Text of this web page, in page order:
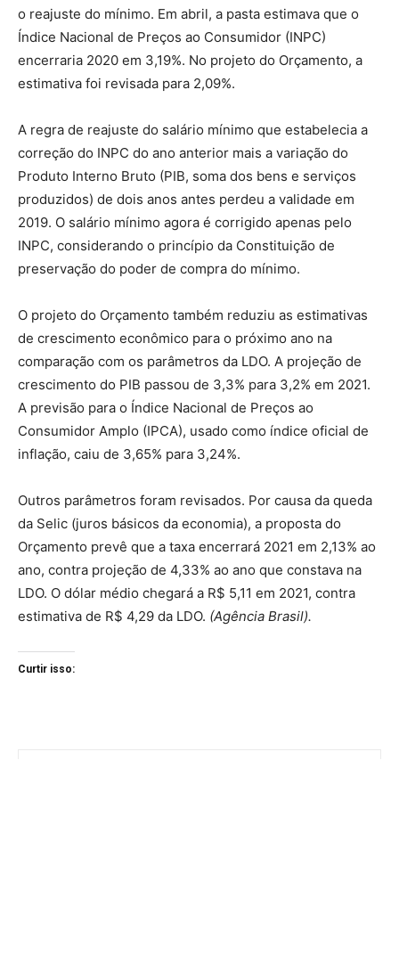
o reajuste do mínimo. Em abril, a pasta estimava que o
Índice Nacional de Preços ao Consumidor (INPC)
encerraria 2020 em 3,19%. No projeto do Orçamento, a
estimativa foi revisada para 2,09%.
A regra de reajuste do salário mínimo que estabelecia a
correção do INPC do ano anterior mais a variação do
Produto Interno Bruto (PIB, soma dos bens e serviços
produzidos) de dois anos antes perdeu a validade em
2019. O salário mínimo agora é corrigido apenas pelo
INPC, considerando o princípio da Constituição de
preservação do poder de compra do mínimo.
O projeto do Orçamento também reduziu as estimativas
de crescimento econômico para o próximo ano na
comparação com os parâmetros da LDO. A projeção de
crescimento do PIB passou de 3,3% para 3,2% em 2021.
A previsão para o Índice Nacional de Preços ao
Consumidor Amplo (IPCA), usado como índice oficial de
inflação, caiu de 3,65% para 3,24%.
Outros parâmetros foram revisados. Por causa da queda
da Selic (juros básicos da economia), a proposta do
Orçamento prevê que a taxa encerrará 2021 em 2,13% ao
ano, contra projeção de 4,33% ao ano que constava na
LDO. O dólar médio chegará a R$ 5,11 em 2021, contra
estimativa de R$ 4,29 da LDO. (Agência Brasil).
Curtir isso: